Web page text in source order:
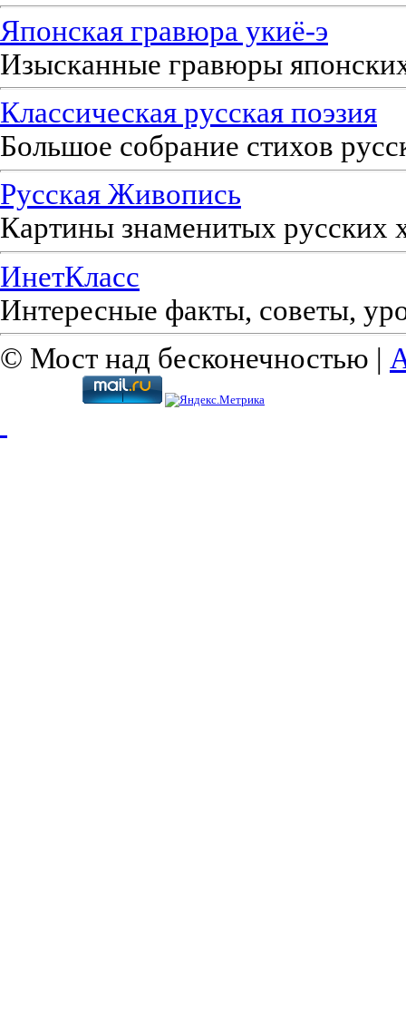
Японская гравюра укиё-э
Изысканные гравюры
Классическая русская поэзия
Большое собрание стихов
Русская Живопись
Картины знаменитых русских
ИнетКласс
Интересные факты, советы,
© Мост над бесконечностью |